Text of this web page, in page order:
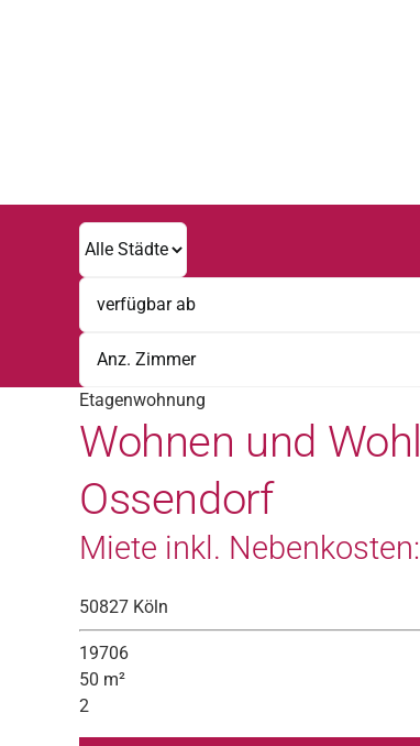
Etagenwohnung
Wohnen und
Ossendorf
Miete inkl.
50827 Köln
19706
50 m²
2